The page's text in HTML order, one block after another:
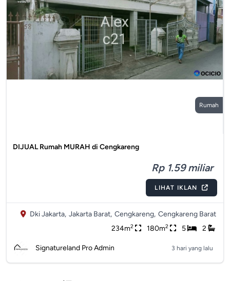
Rumah
DIJUAL Rumah MURAH di Cengkareng
Rp 1.59 miliar
LIHAT IKLAN
Dki Jakarta, Jakarta Barat, Cengkareng, Cengkareng Barat
234m2 180m2 5 2
Signatureland Pro Admin 3 hari yang lalu